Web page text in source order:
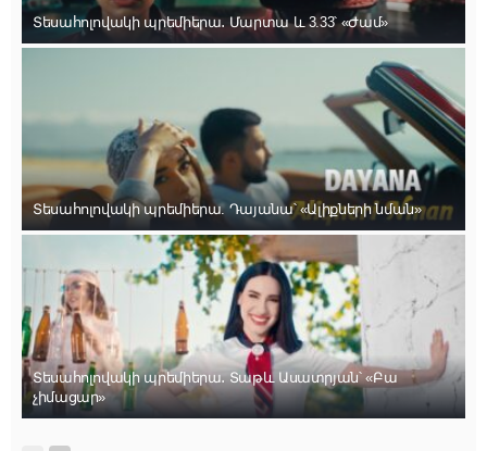
Տեսահոլովակի պրեմիերա․ Մարտա և 3.33՝ «Ժամ»
Տեսահոլովակի պրեմիերա. Դայանա՝ «Ալիքների նման»
Տեսահոլովակի պրեմիերա․ Տաթև Ասատրյան՝ «Բա
չիմացար»